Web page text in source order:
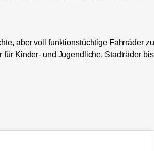
aber voll funktionstüchtige Fahrräder zu
Kinder- und Jugendliche, Stadträder bis